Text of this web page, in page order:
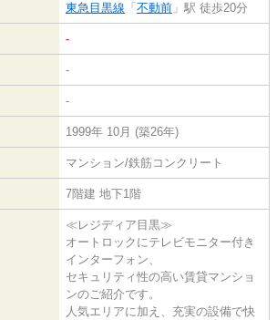
東急目黒線 「 不動前 」駅 徒歩20分
-
-
-
1999年 10月 (築26年)
マンション/鉄筋コンクリート
7階建 地下1階
≪レジディア目黒≫
オートロックにテレビモニター付き
インターフォン、
セキュリティ性の高い賃貸マンショ
ンのご紹介です。
人気エリアに加え、充実の設備で快